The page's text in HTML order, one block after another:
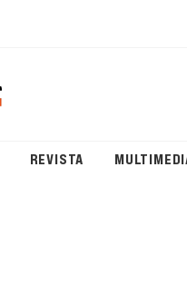
REVISTA